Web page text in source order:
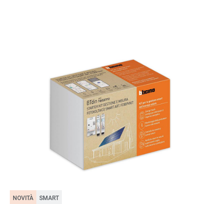
NOVITÀ SMART